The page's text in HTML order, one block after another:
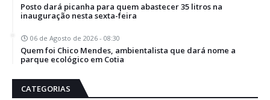
Posto dará picanha para quem abastecer 35 litros na
inauguração nesta sexta-feira
06 de Agosto de 2026 - 08:30
Quem foi Chico Mendes, ambientalista que dará nome a
parque ecológico em Cotia
CATEGORIAS